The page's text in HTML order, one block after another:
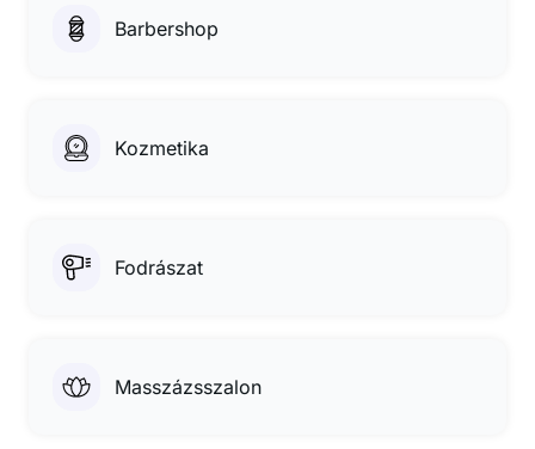
Barbershop
Kozmetika
Fodrászat
Masszázsszalon